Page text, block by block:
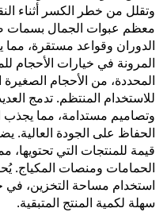
وتقلل من خطر الكسر أثناء
معظم عبوات الجمال بسمات
الدوران وقواعد مستقرة،
المرونة في خيارات الأحجام
المحددة، من الأحجام الصغيرة
للاستخدام المنتظم. تدمج
وتصاميم مستدامة، مما يجذب
الحفاظ على الجودة العالية.
قيمة للمنتجات التي تحتويها،
الحمامات ومنصات المكياج.
استخدام مساحة التخزين، في
سهلة لكمية المنتج المتبقية.